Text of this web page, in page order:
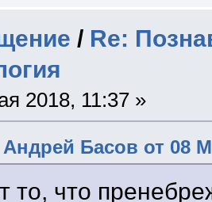
/ Re:
2018, 11:37 »
Басов от 08
то, что